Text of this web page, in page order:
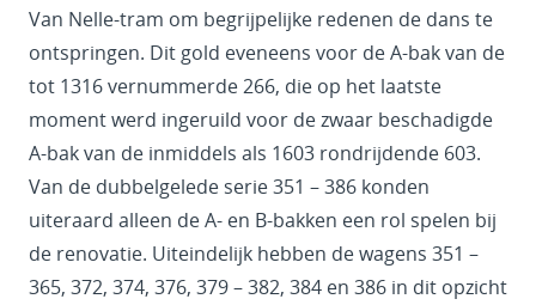
Van Nelle-tram om begrijpelijke redenen de dans te
ontspringen. Dit gold eveneens voor de A-bak van de
tot 1316 vernummerde 266, die op het laatste
moment werd ingeruild voor de zwaar beschadigde
A-bak van de inmiddels als 1603 rondrijdende 603.
Van de dubbelgelede serie 351 – 386 konden
uiteraard alleen de A- en B-bakken een rol spelen bij
de renovatie. Uiteindelijk hebben de wagens 351 –
365, 372, 374, 376, 379 – 382, 384 en 386 in dit opzicht